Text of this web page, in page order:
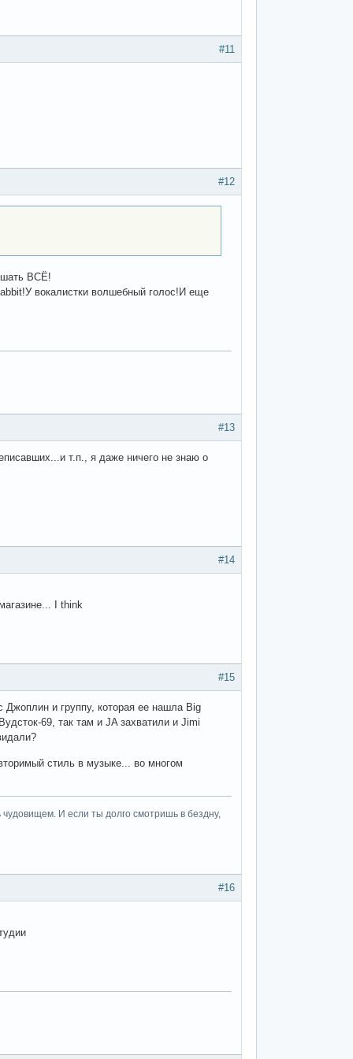
#11
#12
ВСЁ!
вокалистки волшебный голос!И еще
#13
т.п., я даже ничего не знаю о
#14
I think
#15
Джоплин и группу, которая ее нашла Big
69, так там и JA захватили и Jimi
стиль в музыке... во многом
И если ты долго смотришь в бездну,
#16